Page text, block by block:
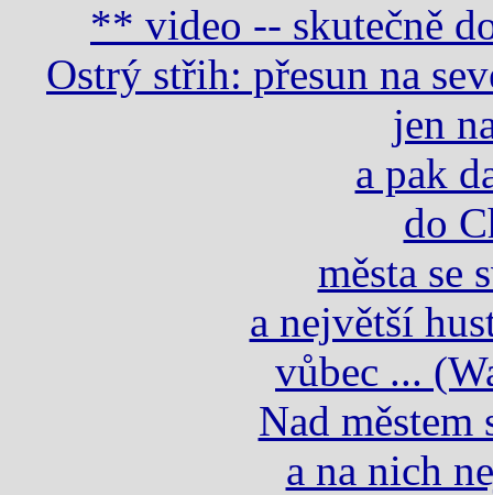
** video -- skutečně
Ostrý střih: přesun na
jen
a pak
do
města se
a největší
vůbec ...
Nad
a na nich